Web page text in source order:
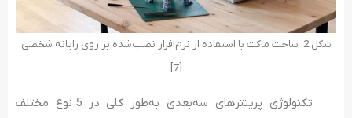
شکل 2. ساخت ماکت با استفاده از نرم‌افزار نصب‌شده بر روی رایانه شخصی
[7]
تکنولوژی پرینترهای سه‌بعدی به‌طور کلی در 5 نوع مختلف